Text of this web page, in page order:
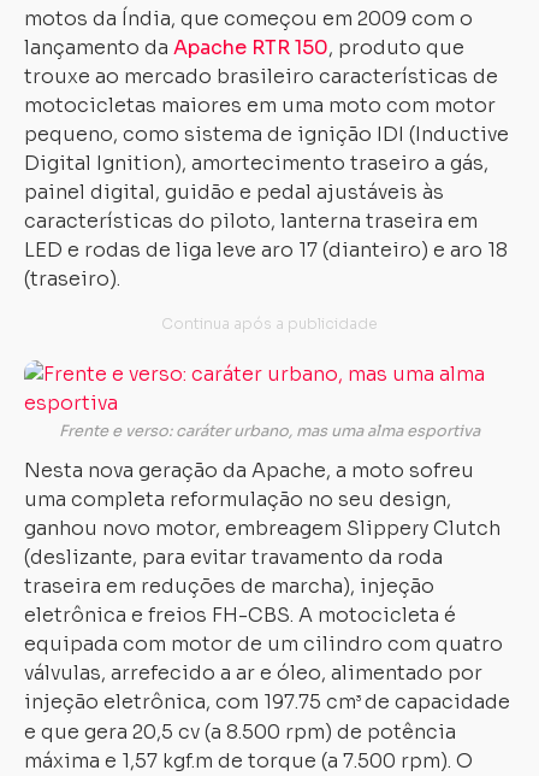
motos da Índia, que começou em 2009 com o
lançamento da Apache RTR 150, produto que
trouxe ao mercado brasileiro características de
motocicletas maiores em uma moto com motor
pequeno, como sistema de ignição IDI (Inductive
Digital Ignition), amortecimento traseiro a gás,
painel digital, guidão e pedal ajustáveis às
características do piloto, lanterna traseira em
LED e rodas de liga leve aro 17 (dianteiro) e aro 18
(traseiro).
Frente e verso: caráter urbano, mas uma alma esportiva
Nesta nova geração da Apache, a moto sofreu
uma completa reformulação no seu design,
ganhou novo motor, embreagem Slippery Clutch
(deslizante, para evitar travamento da roda
traseira em reduções de marcha), injeção
eletrônica e freios FH-CBS. A motocicleta é
equipada com motor de um cilindro com quatro
válvulas, arrefecido a ar e óleo, alimentado por
injeção eletrônica, com 197.75 cm³de capacidade
e que gera 20,5 cv (a 8.500 rpm) de potência
máxima e 1,57 kgf.m de torque (a 7.500 rpm). O